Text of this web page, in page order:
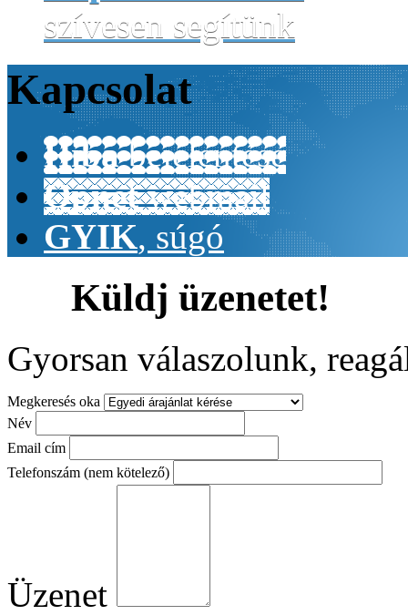
szívesen segítünk
Kapcsolat
Hibabejelentése
Opnetwebmail
GYIK, súgó
Küldj üzenetet!
Gyorsan válaszolunk,
Megkeresés oka
Név
Email cím
Telefonszám (nem kötelező)
Üzenet